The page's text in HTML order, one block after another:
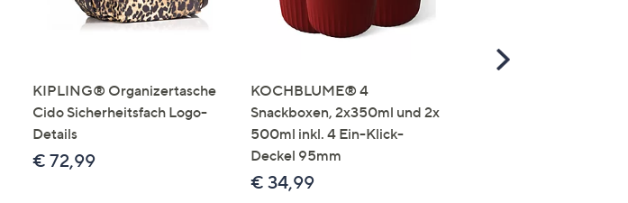
KIPLING® Organizertasche
Cido Sicherheitsfach Logo-
Details
€ 72,99
KOCHBLUME® 4
Snackboxen, 2x350ml und 2x
500ml inkl. 4 Ein-Klick-
Deckel 95mm
€ 34,99
Scroll